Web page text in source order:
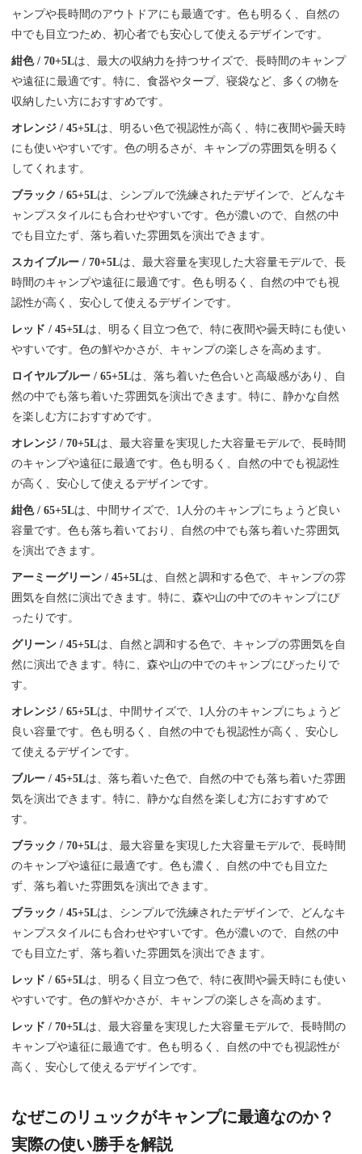
ャンプや長時間のアウトドアにも最適です。色も明るく、自然の
中でも目立つため、初心者でも安心して使えるデザインです。
紺色 / 70+5Lは、最大の収納力を持つサイズで、長時間のキャンプ
や遠征に最適です。特に、食器やタープ、寝袋など、多くの物を
収納したい方におすすめです。
オレンジ / 45+5Lは、明るい色で視認性が高く、特に夜間や曇天時
にも使いやすいです。色の明るさが、キャンプの雰囲気を明るく
してくれます。
ブラック / 65+5Lは、シンプルで洗練されたデザインで、どんなキ
ャンプスタイルにも合わせやすいです。色が濃いので、自然の中
でも目立たず、落ち着いた雰囲気を演出できます。
スカイブルー / 70+5Lは、最大容量を実現した大容量モデルで、長
時間のキャンプや遠征に最適です。色も明るく、自然の中でも視
認性が高く、安心して使えるデザインです。
レッド / 45+5Lは、明るく目立つ色で、特に夜間や曇天時にも使い
やすいです。色の鮮やかさが、キャンプの楽しさを高めます。
ロイヤルブルー / 65+5Lは、落ち着いた色合いと高級感があり、自
然の中でも落ち着いた雰囲気を演出できます。特に、静かな自然
を楽しむ方におすすめです。
オレンジ / 70+5Lは、最大容量を実現した大容量モデルで、長時間
のキャンプや遠征に最適です。色も明るく、自然の中でも視認性
が高く、安心して使えるデザインです。
紺色 / 65+5Lは、中間サイズで、1人分のキャンプにちょうど良い
容量です。色も落ち着いており、自然の中でも落ち着いた雰囲気
を演出できます。
アーミーグリーン / 45+5Lは、自然と調和する色で、キャンプの雰
囲気を自然に演出できます。特に、森や山の中でのキャンプにぴ
ったりです。
グリーン / 45+5Lは、自然と調和する色で、キャンプの雰囲気を自
然に演出できます。特に、森や山の中でのキャンプにぴったりで
す。
オレンジ / 65+5Lは、中間サイズで、1人分のキャンプにちょうど
良い容量です。色も明るく、自然の中でも視認性が高く、安心し
て使えるデザインです。
ブルー / 45+5Lは、落ち着いた色で、自然の中でも落ち着いた雰囲
気を演出できます。特に、静かな自然を楽しむ方におすすめで
す。
ブラック / 70+5Lは、最大容量を実現した大容量モデルで、長時間
のキャンプや遠征に最適です。色も濃く、自然の中でも目立た
ず、落ち着いた雰囲気を演出できます。
ブラック / 45+5Lは、シンプルで洗練されたデザインで、どんなキ
ャンプスタイルにも合わせやすいです。色が濃いので、自然の中
でも目立たず、落ち着いた雰囲気を演出できます。
レッド / 65+5Lは、明るく目立つ色で、特に夜間や曇天時にも使い
やすいです。色の鮮やかさが、キャンプの楽しさを高めます。
レッド / 70+5Lは、最大容量を実現した大容量モデルで、長時間の
キャンプや遠征に最適です。色も明るく、自然の中でも視認性が
高く、安心して使えるデザインです。
なぜこのリュックがキャンプに最適なのか？
実際の使い勝手を解説